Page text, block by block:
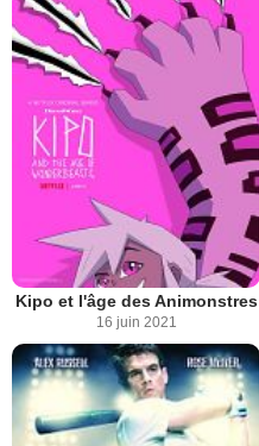
Kipo et l'âge des Animonstres
16 juin 2021